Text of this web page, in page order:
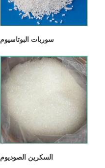
سوربات البوتاسيوم
السكرين الصوديوم